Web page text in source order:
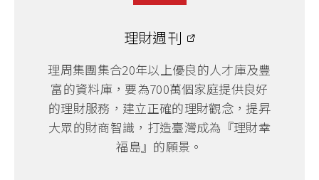
理財週刊
理周集團集合20年以上優良的人才庫及豐
富的資料庫，要為700萬個家庭提供良好
的理財服務，建立正確的理財觀念，提昇
大眾的財商智識，打造臺灣成為『理財幸
福島』的願景。